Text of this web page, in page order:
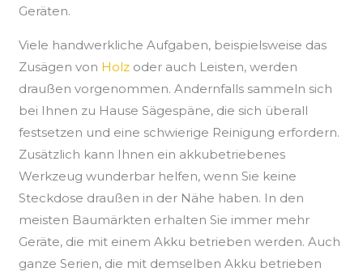
Geräten.
Viele handwerkliche Aufgaben, beispielsweise das
Zusägen von Holz oder auch Leisten, werden
draußen vorgenommen. Andernfalls sammeln sich
bei Ihnen zu Hause Sägespäne, die sich überall
festsetzen und eine schwierige Reinigung erfordern.
Zusätzlich kann Ihnen ein akkubetriebenes
Werkzeug wunderbar helfen, wenn Sie keine
Steckdose draußen in der Nähe haben. In den
meisten Baumärkten erhalten Sie immer mehr
Geräte, die mit einem Akku betrieben werden. Auch
ganze Serien, die mit demselben Akku betrieben